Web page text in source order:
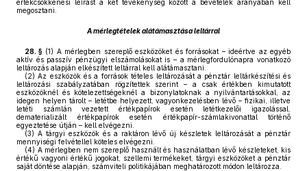
értékcsökkenési leírást a két tevékenység között a bevételek arányában kell
megosztani.
A mérlegtételek alátámasztása leltárral
28. § (1) A mérlegben szereplő eszközöket és forrásokat – ideértve az egyéb
aktív és passzív pénzügyi elszámolásokat is – a mérlegfordulónapra vonatkozó
leltározás alapján elkészített leltárral kell alátámasztani.
(2) Az eszközök és a források tételes leltározását a pénztár leltárkészítési és
leltározási szabályzatában rögzítettek szerint – a csak értékben kimutatott
eszközöknél és kötelezettségeknél a bizonylatoknak a nyilvántartásokkal, az
idegen helyen tárolt – letétbe helyezett, vagyonkezelésben lévő – fizikai, illetve
letéti számlán vezetett értékpapírok esetén letétkezelői igazolással,
dematerializált értékpapírok esetén értékpapír-számlakivonattal történő
egyeztetése útján – kell elvégezni.
(3) A tárgyi eszközök és a raktáron lévő új készletek leltározását a pénztár
mennyiségi felvétellel köteles elvégezni.
(4) A mérlegben nem szereplő használt és használatban lévő készleteket, kis
értékű vagyoni értékű jogokat, szellemi termékeket, tárgyi eszközöket a pénztár
saját döntése alapján, számviteli politikájában meghatározott módon leltározza.